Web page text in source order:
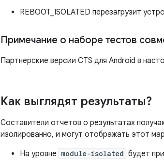
REBOOT_ISOLATED перезагрузит
Примечание о наборе тестов
Партнерские версии CTS для Android в
Как выглядят результаты?
Составители отчетов о результатах
изолированно, и могут отображать этот
На уровне module-isolated будет